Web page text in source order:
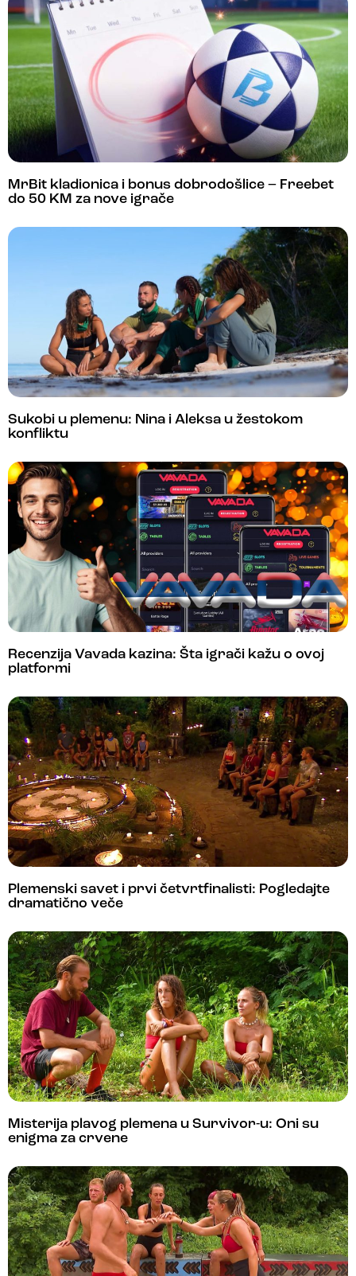
MrBit kladionica i bonus dobrodošlice – Freebet
do 50 KM za nove igrače
Sukobi u plemenu: Nina i Aleksa u žestokom
konfliktu
Recenzija Vavada kazina: Šta igrači kažu o ovoj
platformi
Plemenski savet i prvi četvrtfinalisti: Pogledajte
dramatično veče
Misterija plavog plemena u Survivor-u: Oni su
enigma za crvene